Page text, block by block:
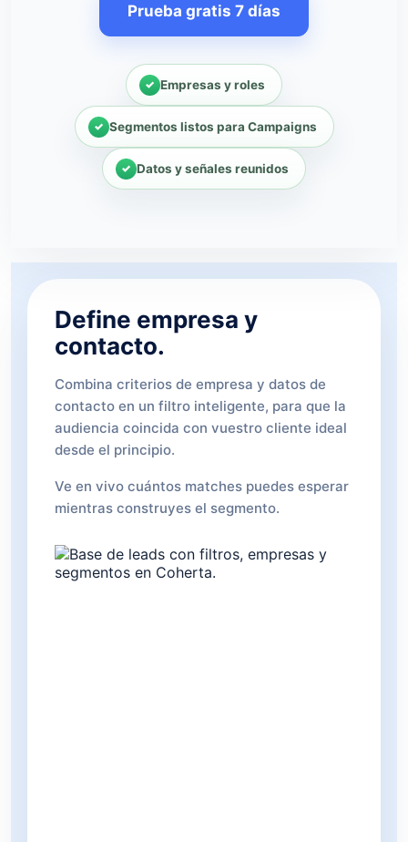
Prueba gratis 7 días
Empresas y roles
Segmentos listos para Campaigns
Datos y señales reunidos
Define empresa y
contacto.
Combina criterios de empresa y datos de
contacto en un filtro inteligente, para que la
audiencia coincida con vuestro cliente ideal
desde el principio.
Ve en vivo cuántos matches puedes esperar
mientras construyes el segmento.